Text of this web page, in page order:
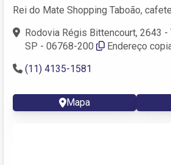
Rei do Mate Shopping Taboão,
Rodovia Régis Bittencourt, 2643 -
SP - 06768-200
Endereço
(11) 4135-1581
Mapa